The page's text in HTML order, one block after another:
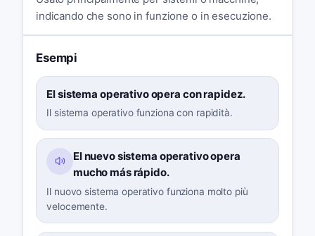
indicando che sono in funzione o in esecuzione.
Esempi
El sistema operativo opera con rapidez.
Il sistema operativo funziona con rapidità.
El nuevo sistema operativo opera
mucho más rápido.
Il nuovo sistema operativo funziona molto più
velocemente.